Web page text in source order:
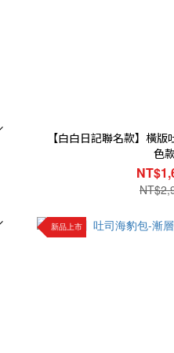
【白白日記聯名款】橫
色
新品上市